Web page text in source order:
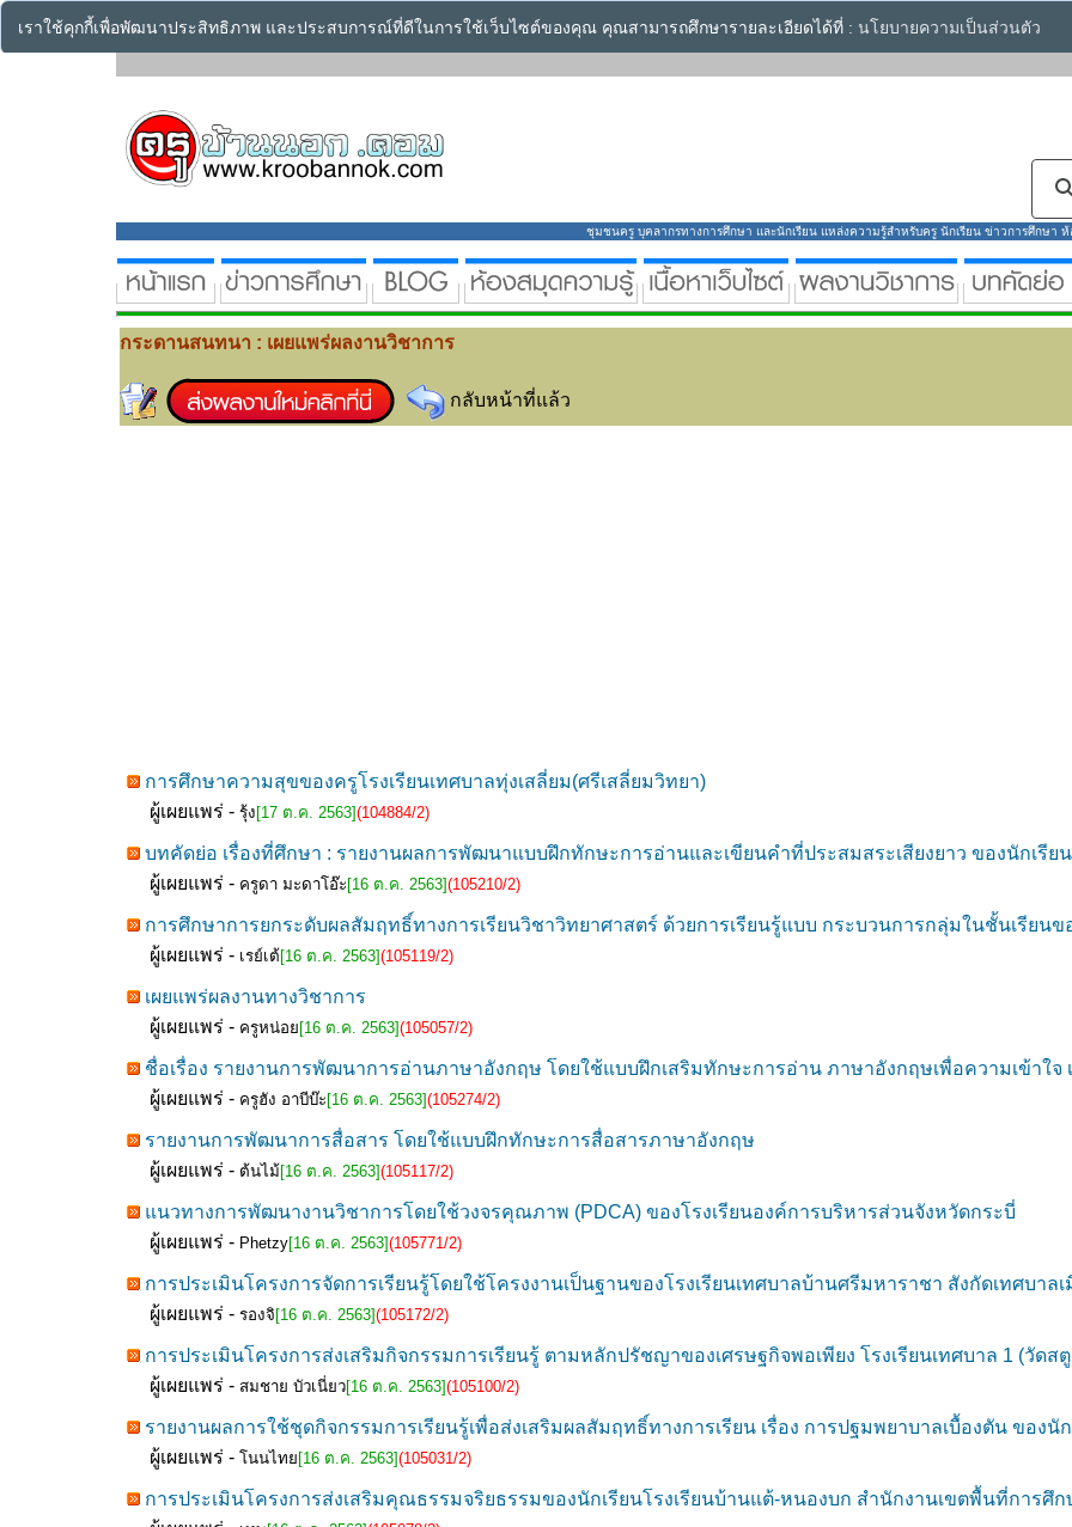
เราใช้คุกกี้เพื่อพัฒนาประสิทธิภาพ และประสบการณ์ที่ดีในการใช้เว็บไซต์ของคุณ คุณสามารถศึกษารายละเอียดได้ที่ : นโยบายความเป็นส่วนตัว
ชุมชนครู บุคลากรทางการศึกษา และนักเรียน แหล่งความรู้สำหรับครู นักเรียน ข่าวการศึกษา
กระดานสนทนา : เผยแพร่ผลงานวิชาการ
กลับหน้าที่แล้ว
การศึกษาความสุขของครูโรงเรียนเทศบาลทุ่งเสลี่ยม(ศรีเสลี่ยมวิทยา)
ผู้เผยแพร่ - รุ้ง [17 ต.ค. 2563](104884/2)
บทคัดย่อ เรื่องที่ศึกษา : รายงานผลการพัฒนาแบบฝึกทักษะการอ่านและเขียนคำที่ประสมสระเสียงยาว ของนักเรี
ผู้เผยแพร่ - ครูดา มะดาโอ๊ะ [16 ต.ค. 2563](105210/2)
การศึกษาการยกระดับผลสัมฤทธิ์ทางการเรียนวิชาวิทยาศาสตร์ ด้วยการเรียนรู้แบบ กระบวนการกลุ่มในชั้นเรียน
ผู้เผยแพร่ - เรย์เต้ [16 ต.ค. 2563](105119/2)
เผยแพร่ผลงานทางวิชาการ
ผู้เผยแพร่ - ครูหน่อย [16 ต.ค. 2563](105057/2)
ชื่อเรื่อง รายงานการพัฒนาการอ่านภาษาอังกฤษ โดยใช้แบบฝึกเสริมทักษะการอ่าน ภาษาอังกฤษเพื่อความเข้าใจ เ
ผู้เผยแพร่ - ครูฮัง อาบีบ๊ะ [16 ต.ค. 2563](105274/2)
รายงานการพัฒนาการสื่อสาร โดยใช้แบบฝึกทักษะการสื่อสารภาษาอังกฤษ
ผู้เผยแพร่ - ต้นไม้ [16 ต.ค. 2563](105117/2)
แนวทางการพัฒนางานวิชาการโดยใช้วงจรคุณภาพ (PDCA) ของโรงเรียนองค์การบริหารส่วนจังหวัดกระบี่
ผู้เผยแพร่ - Phetzy[16 ต.ค. 2563](105771/2)
การประเมินโครงการจัดการเรียนรู้โดยใช้โครงงานเป็นฐานของโรงเรียนเทศบาลบ้านศรีมหาราชา สังกัดเทศบาล
ผู้เผยแพร่ - รองจิ [16 ต.ค. 2563](105172/2)
การประเมินโครงการส่งเสริมกิจกรรมการเรียนรู้ ตามหลักปรัชญาของเศรษฐกิจพอเพียง โรงเรียนเทศบาล 1 (วัด
ผู้เผยแพร่ - สมชาย บัวเนี่ยว[16 ต.ค. 2563](105100/2)
รายงานผลการใช้ชุดกิจกรรมการเรียนรู้เพื่อส่งเสริมผลสัมฤทธิ์ทางการเรียน เรื่อง การปฐมพยาบาลเบื้องตัน ของ
ผู้เผยแพร่ - โนนไทย [16 ต.ค. 2563](105031/2)
การประเมินโครงการส่งเสริมคุณธรรมจริยธรรมของนักเรียนโรงเรียนบ้านแต้-หนองบก สำนักงานเขตพื้นที่การศึ